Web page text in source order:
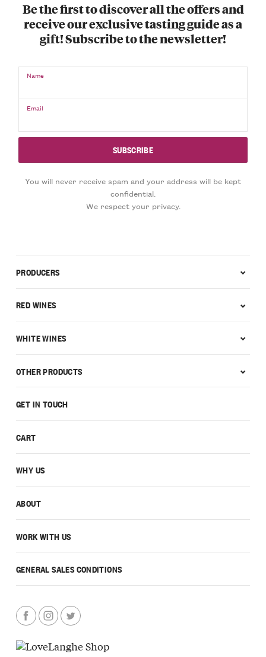
Be the first to discover all the offers and
receive our exclusive tasting guide as a
gift! Subscribe to the newsletter!
Name
Email
You will never receive spam and your address will be kept
confidential.
We respect your privacy.
GET IN TOUCH
CART
WHY US
ABOUT
WORK WITH US
GENERAL SALES CONDITIONS
PRODUCERS
RED WINES
WHITE WINES
OTHER PRODUCTS